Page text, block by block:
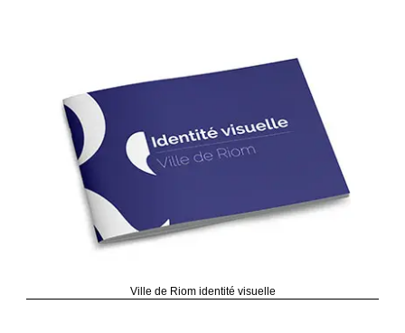
Ville de Riom identité visuelle